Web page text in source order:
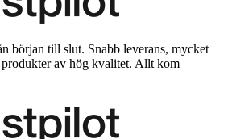
början till slut. Snabb leverans, mycket
av hög kvalitet. Allt kom